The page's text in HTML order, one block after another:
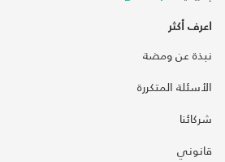
اعرف أكثر
نبذة عن ومضة
الأسئلة المتكررة
شركائنا
قانوني